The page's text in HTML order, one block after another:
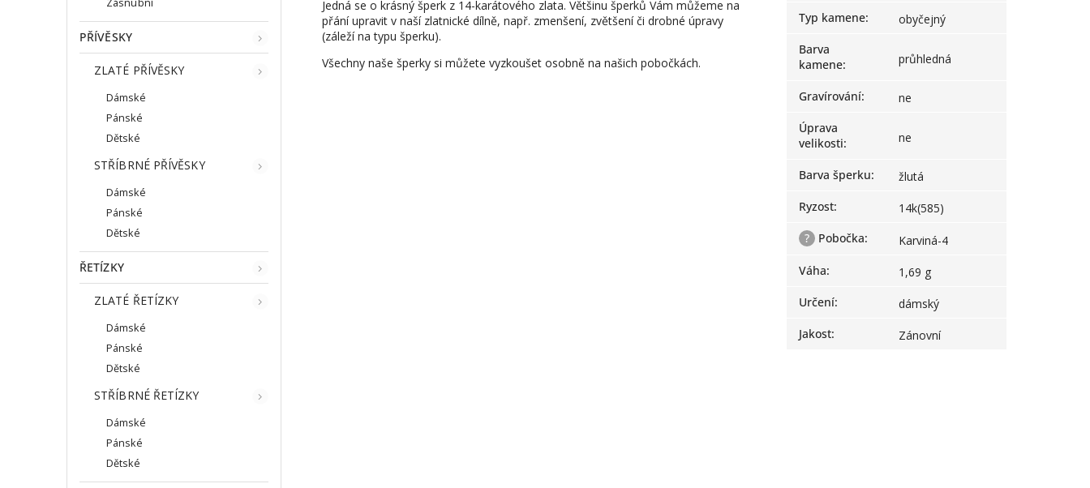
PŘÍVĚSKY
ZLATÉ PŘÍVĚSKY
Dámské
Pánské
Dětské
STŘÍBRNÉ PŘÍVĚSKY
Dámské
Pánské
Dětské
ŘETÍZKY
ZLATÉ ŘETÍZKY
Dámské
Pánské
Dětské
STŘÍBRNÉ ŘETÍZKY
Dámské
Pánské
Dětské
Jedná se o krásný šperk z 14-karátového zlata. Většinu šperků Vám můžeme na
přání upravit v naší zlatnické dílně, např. zmenšení, zvětšení či drobné úpravy
(záleží na typu šperku).
Všechny naše šperky si můžete vyzkoušet osobně na našich pobočkách.
Typ kamene:
obyčejný
Barva
kamene: průhledná
Gravírování:
ne
Úprava
velikosti: ne
Barva šperku:
žlutá
Ryzost:
14k(585)
?
Pobočka:
Karviná-4
Váha:
1,69 g
Určení:
dámský
Jakost: Zánovní